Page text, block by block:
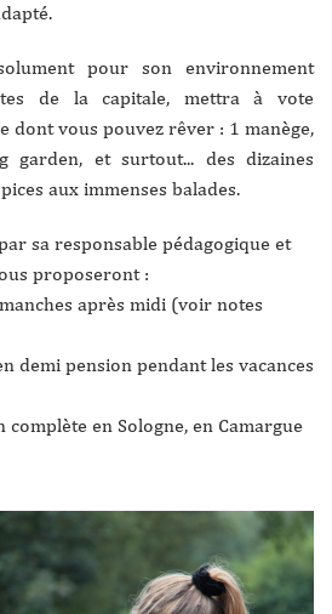
pour son environnement
de la capitale, mettra à vote
dont vous pouvez rêver : 1 manège,
garden, et surtout... des dizaines
aux immenses balades.
sa responsable pédagogique et
proposeront :
après midi (voir notes
demi pension pendant les vacances
complète en Sologne, en Camargue